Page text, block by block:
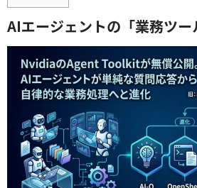
AIエージェントの「業務ツ